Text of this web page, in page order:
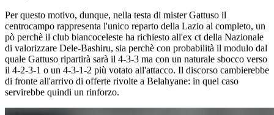
Per questo motivo, dunque, nella testa di mister Gattuso il
centrocampo rappresenta l'unico reparto della Lazio al completo, un
pò perchè il club biancoceleste ha richiesto all'ex ct della Nazionale
di valorizzare Dele-Bashiru, sia perchè con probabilità il modulo dal
quale Gattuso ripartirà sarà il 4-3-3 ma con un naturale sbocco verso
il 4-2-3-1 o un 4-3-1-2 più votato all'attacco. Il discorso cambierebbe
di fronte all'arrivo di offerte rivolte a Belahyane: in quel caso
servirebbe quindi un rinforzo.